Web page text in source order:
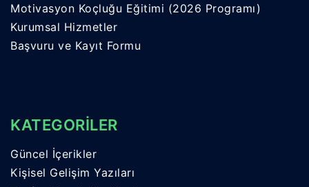
Motivasyon Koçluğu Eğitimi (2026 Programı)
Kurumsal Hizmetler
Başvuru ve Kayıt Formu
KATEGORİLER
Güncel İçerikler
Kişisel Gelişim Yazıları